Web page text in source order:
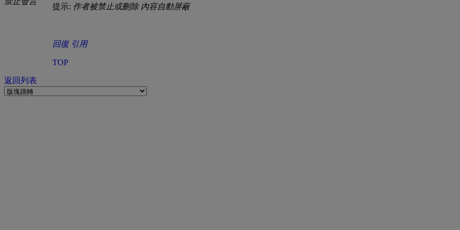
提示: 作者被禁止或刪除 內容自動屏蔽
回復 引用
TOP
返回列表